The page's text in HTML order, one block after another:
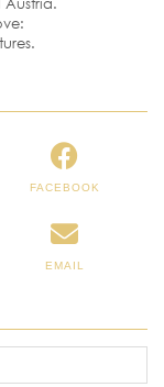
FACEBOOK
EMAIL